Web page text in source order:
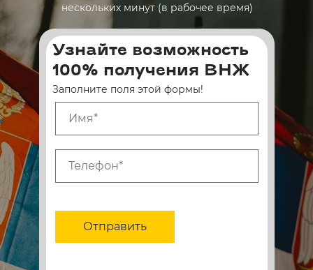
нескольких минут (в рабочее время)
Отправить
Заполните поля этой формы!
Узнайте возможность
100% получения ВНЖ